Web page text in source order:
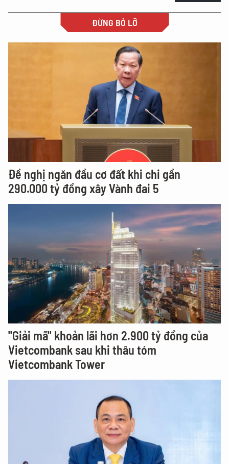
ĐỪNG BỎ LỠ
Đề nghị ngăn đầu cơ đất khi chi gần
290.000 tỷ đồng xây Vành đai 5
"Giải mã" khoản lãi hơn 2.900 tỷ đồng của
Vietcombank sau khi thâu tóm
Vietcombank Tower